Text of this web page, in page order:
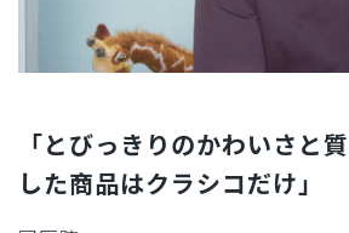
「とびっきりのかわいさと
した商品はクラシコだけ」